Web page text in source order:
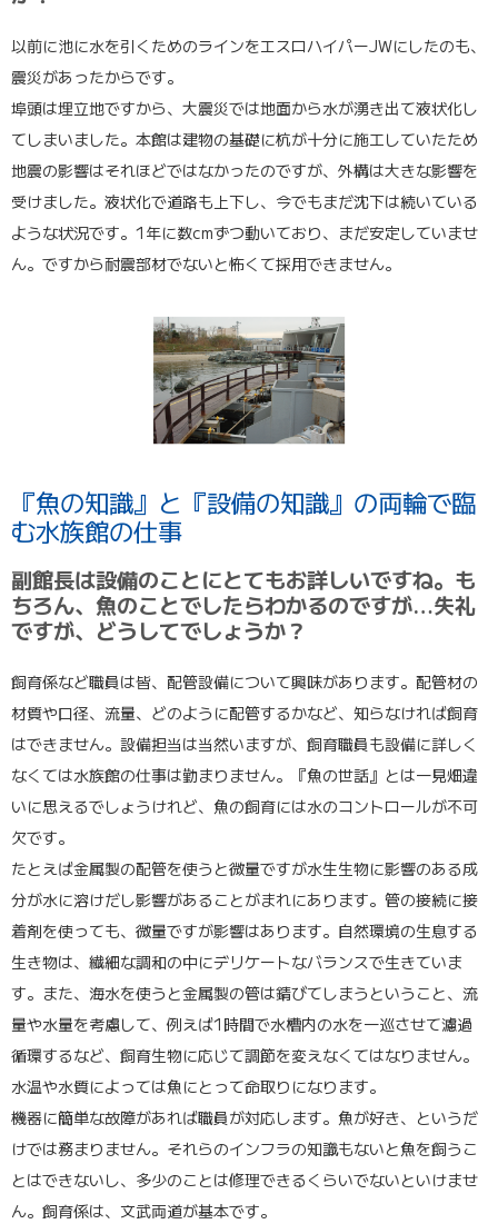
以前に池に水を引くためのラインをエスロハイパーJWにしたのも、
震災があったからです。
埠頭は埋立地ですから、大震災では地面から水が湧き出て液状化し
てしまいました。本館は建物の基礎に杭が十分に施工していたため
地震の影響はそれほどではなかったのですが、外構は大きな影響を
受けました。液状化で道路も上下し、今でもまだ沈下は続いている
ような状況です。1年に数cmずつ動いており、まだ安定していませ
ん。ですから耐震部材でないと怖くて採用できません。
『魚の知識』と『設備の知識』の両輪で臨
む水族館の仕事
副館長は設備のことにとてもお詳しいですね。も
ちろん、魚のことでしたらわかるのですが…失礼
ですが、どうしてでしょうか？
飼育係など職員は皆、配管設備について興味があります。配管材の
材質や口径、流量、どのように配管するかなど、知らなければ飼育
はできません。設備担当は当然いますが、飼育職員も設備に詳しく
なくては水族館の仕事は勤まりません。『魚の世話』とは一見畑違
いに思えるでしょうけれど、魚の飼育には水のコントロールが不可
欠です。
たとえば金属製の配管を使うと微量ですが水生生物に影響のある成
分が水に溶けだし影響があることがまれにあります。管の接続に接
着剤を使っても、微量ですが影響はあります。自然環境の生息する
生き物は、繊細な調和の中にデリケートなバランスで生きていま
す。また、海水を使うと金属製の管は錆びてしまうということ、流
量や水量を考慮して、例えば1時間で水槽内の水を一巡させて濾過
循環するなど、飼育生物に応じて調節を変えなくてはなりません。
水温や水質によっては魚にとって命取りになります。
機器に簡単な故障があれば職員が対応します。魚が好き、というだ
けでは務まりません。それらのインフラの知識もないと魚を飼うこ
とはできないし、多少のことは修理できるくらいでないといけませ
ん。飼育係は、文武両道が基本です。